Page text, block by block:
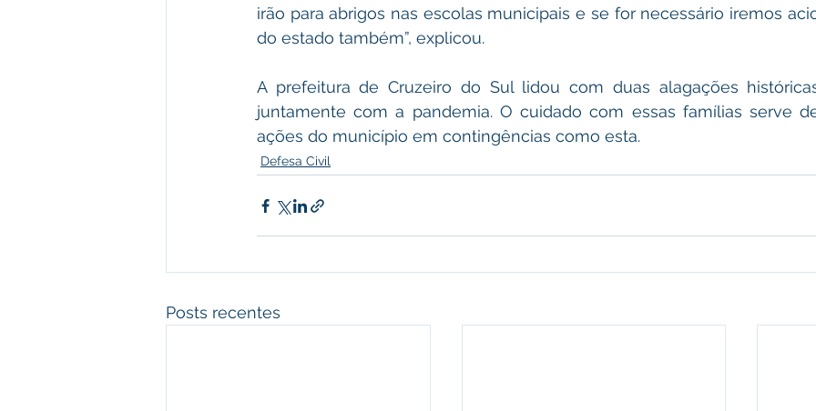
irão para abrigos nas escolas municipais e se for necessário iremos
do estado também”, explicou.
A prefeitura de Cruzeiro do Sul lidou com duas alagações
juntamente com a pandemia. O cuidado com essas famílias serve
ações do município em contingências como esta.
Defesa Civil
Posts recentes